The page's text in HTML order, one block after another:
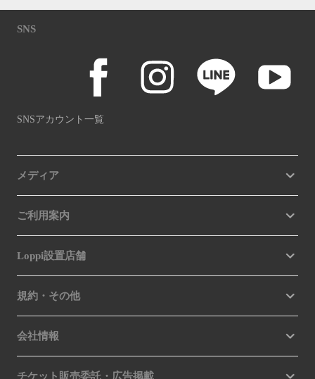
SNS
SNSアカウント一覧
メディア
ご利用案内
Loppi設置店舗
規約・その他
会社情報
チケット販売委託・広告掲載